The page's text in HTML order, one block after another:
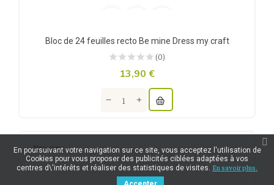
Bloc de 24 feuilles recto Be mine Dress my craft
(0)
13,90 €
Nouveau
En poursuivant votre navigation sur ce site, vous acceptez l'utilisation de
Cookies pour vous proposer des publicités ciblées adaptées à vos
centres d\'intérêts et réaliser des statistiques de visites. En savoir plus.